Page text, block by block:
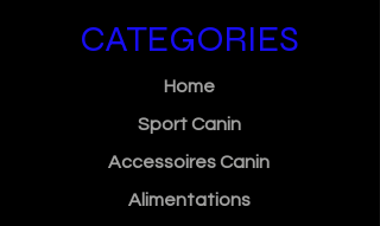
CATEGORIES
Home
Sport Canin
Accessoires Canin
Alimentations